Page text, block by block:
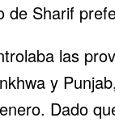
de Sharif
las
y
Dado